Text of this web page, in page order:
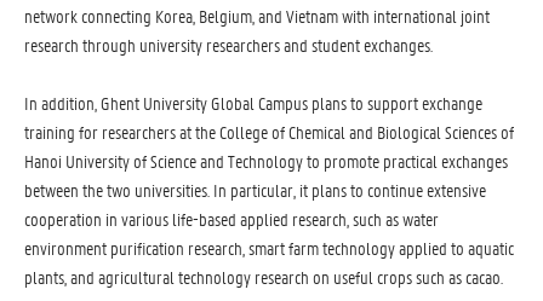
network connecting Korea, Belgium, and Vietnam with international joint
research through university researchers and student exchanges.
In addition, Ghent University Global Campus plans to support exchange
training for researchers at the College of Chemical and Biological Sciences of
Hanoi University of Science and Technology to promote practical exchanges
between the two universities. In particular, it plans to continue extensive
cooperation in various life-based applied research, such as water
environment purification research, smartfarm technology applied to aquatic
plants, and agricultural technology research on useful crops such as cacao.